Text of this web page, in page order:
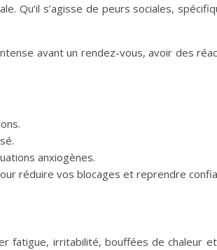
Qu’il s’agisse de peurs sociales,
avant un rendez-vous, avoir des
anxiogènes.
réduire vos blocages et reprendre
fatigue, irritabilité, bouffées de chaleur